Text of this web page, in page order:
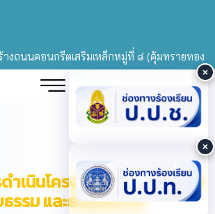
งถนนคอนกรีตเสริมเหล็กหมู่ที่ ๘ (คุ้มทรายทอง) เ
ำเนินโครงการสร้างคุณธรรม
รรม และธรรมภิบาล